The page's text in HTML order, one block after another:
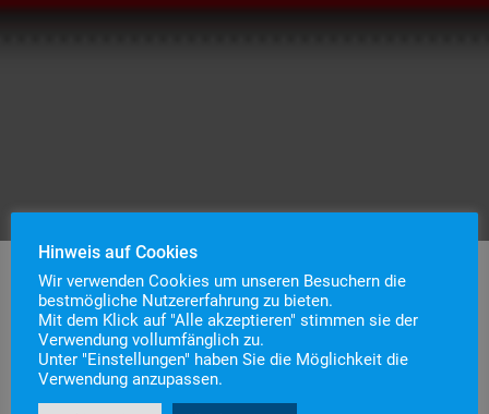
Einsatznummer
10
Einsatzstichwort
B3 – BMA
Einsatzort
Hinweis auf Cookies
Wir verwenden Cookies um unseren Besuchern die
bestmögliche Nutzererfahrung zu bieten.
Mit dem Klick auf "Alle akzeptieren" stimmen sie der
Verwendung vollumfänglich zu.
Unter "Einstellungen" haben Sie die Möglichkeit die
Verwendung anzupassen.